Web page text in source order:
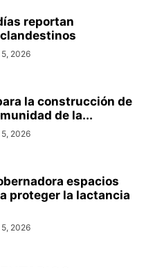
reportan
2026
la construcción de
de la...
2026
espacios
proteger la lactancia
2026